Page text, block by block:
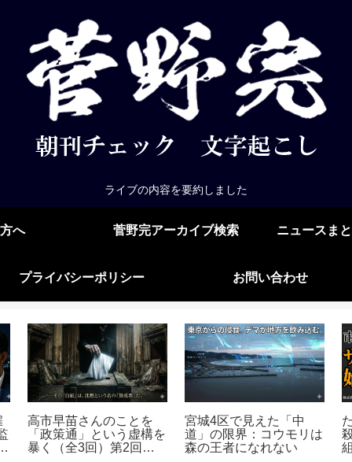
ライブの内容を要約しました
へ 菅野完アーカイブ検索 ニュースま
プライバシーポリシー お問い合わせ
高市早苗さんのことを
「政策通」という虚構を
暴く（全3回）第2回：
宮城4区で見えた「中
道」の限界：コウモリは
森の王者になれない